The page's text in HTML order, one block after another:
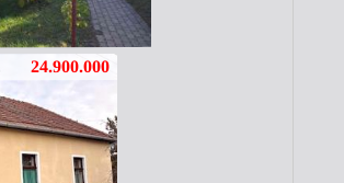
24.900.000